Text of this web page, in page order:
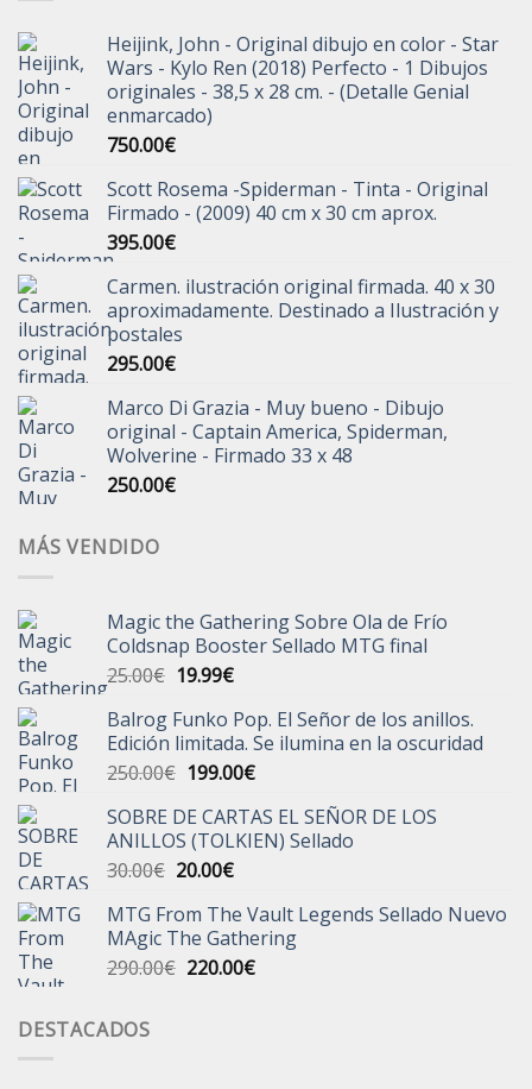
Heijink, John - Original dibujo en color - Star
Wars - Kylo Ren (2018) Perfecto - 1 Dibujos
originales - 38,5 x 28 cm. - (Detalle Genial
enmarcado)
750.00€
Scott Rosema -Spiderman - Tinta - Original
Firmado - (2009) 40 cm x 30 cm aprox.
395.00€
Carmen. ilustración original firmada. 40 x 30
aproximadamente. Destinado a Ilustración y
postales
295.00€
Marco Di Grazia - Muy bueno - Dibujo
original - Captain America, Spiderman,
Wolverine - Firmado 33 x 48
250.00€
MÁS VENDIDO
Magic the Gathering Sobre Ola de Frío
Coldsnap Booster Sellado MTG final
25.00€ El
original
era:
25.00€.
19.99€El
actual
es:
19.99€.
Balrog Funko Pop. El Señor de los anillos.
Edición limitada. Se ilumina en la oscuridad
250.00€ El
original
era:
250.00€.
199.00€El
actual
es:
SOBRE DE CARTAS EL SEÑOR DE LOS
ANILLOS (TOLKIEN) Sellado
30.00€ El
original
era:
30.00€.
20.00€El
actual
es:
20.00€.
MTG From The Vault Legends Sellado Nuevo
MAgic The Gathering
290.00€ El
220.00€El
DESTACADOS